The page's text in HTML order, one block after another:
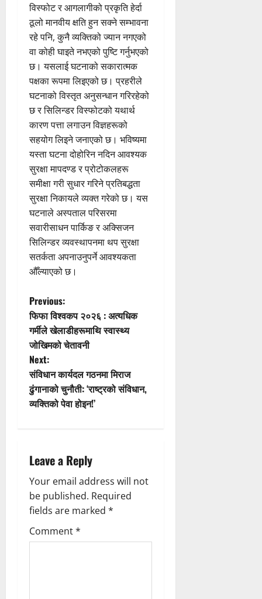
विस्फोट र आगलागीको प्रकृति हेर्दा
ठूलो मानवीय क्षति हुन सक्ने सम्भावना
रहे पनि, कुनै व्यक्तिको ज्यान नगएको
वा कोही घाइते नभएको पुष्टि गर्नुभएको
छ। यसलाई घटनाको सकारात्मक
पक्षका रूपमा लिइएको छ। प्रहरीले
घटनाको विस्तृत अनुसन्धान गरिरहेको
छ र सिलिन्डर विस्फोटको यथार्थ
कारण पत्ता लगाउन विज्ञहरूको
सहयोग लिइने जनाएको छ। भविष्यमा
यस्ता घटना दोहोरिन नदिन आवश्यक
सुरक्षा मापदण्ड र प्रोटोकलहरू
समीक्षा गरी सुधार गरिने प्रतिबद्धता
सुरक्षा निकायले व्यक्त गरेको छ। यस
घटनाले अस्पताल परिसरमा
सवारीसाधन पार्किङ र अक्सिजन
सिलिन्डर व्यवस्थापनमा थप सुरक्षा
सतर्कता अपनाउनुपर्ने आवश्यकता
औँल्याएको छ।
P
o
s
t
n
v
i
g
a
t
Previous:
फिफा विश्वकप २०२६ : अत्यधिक
गर्मीले खेलाडीहरूमाथि स्वास्थ्य
जोखिमको चेतावनी
Next:
संविधान कार्यदल गठनमा मिराज
ढुंगानाको चुनौती: ‘राष्ट्रको संविधान,
व्यक्तिको पेवा होइन!’
Leave a Reply
Your email address will not
be published. Required
fields are marked *
Comment*